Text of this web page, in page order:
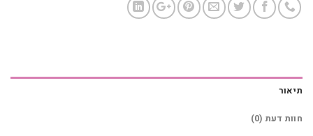
תיאור
חוות דעת (0)